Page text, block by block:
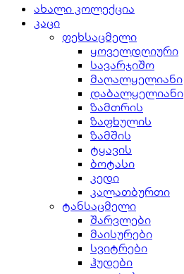
ახალი კოლექცია
კაცი
ფეხსაცმელი
ყოველდღიური
სავარჯიშო
მაღალყელიანი
დაბალყელიანი
ზამთრის
ზაფხულის
ზამშის
ტყავის
ბოტასი
კედი
კალათბურთი
ტანსაცმელი
შარვლები
მაისურები
სვიტრები
ჰუდები